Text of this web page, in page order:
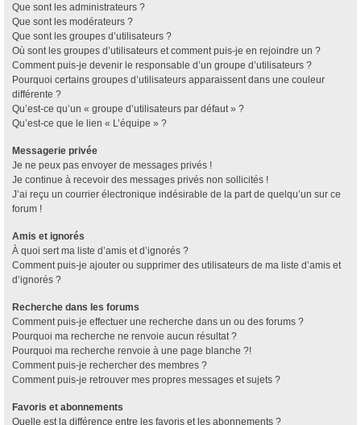
Que sont les administrateurs ?
Que sont les modérateurs ?
Que sont les groupes d’utilisateurs ?
Où sont les groupes d’utilisateurs et comment puis-je en rejoindre un ?
Comment puis-je devenir le responsable d’un groupe d’utilisateurs ?
Pourquoi certains groupes d’utilisateurs apparaissent dans une couleur
différente ?
Qu’est-ce qu’un « groupe d’utilisateurs par défaut » ?
Qu’est-ce que le lien « L’équipe » ?
Messagerie privée
Je ne peux pas envoyer de messages privés !
Je continue à recevoir des messages privés non sollicités !
J’ai reçu un courrier électronique indésirable de la part de quelqu’un sur ce
forum !
Amis et ignorés
À quoi sert ma liste d’amis et d’ignorés ?
Comment puis-je ajouter ou supprimer des utilisateurs de ma liste d’amis et
d’ignorés ?
Recherche dans les forums
Comment puis-je effectuer une recherche dans un ou des forums ?
Pourquoi ma recherche ne renvoie aucun résultat ?
Pourquoi ma recherche renvoie à une page blanche ?!
Comment puis-je rechercher des membres ?
Comment puis-je retrouver mes propres messages et sujets ?
Favoris et abonnements
Quelle est la différence entre les favoris et les abonnements ?